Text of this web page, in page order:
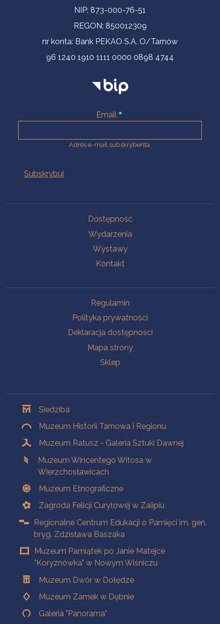
NIP: 873-000-76-51
REGON: 850012309
nr konta: Bank PEKAO S.A. O/Tarnów
96 1240 1910 1111 0000 0898 4744
Email
Adres e-mail subskrybenta.
Dostępność
Wydarzenia
Wystawy
Kontakt
Regulamin
Polityka prywatności
Deklaracja dostępności
Mapa strony
Sklep
Siedziba
Muzeum Historii Tarnowa i Regionu
Muzeum Ratusz - Galeria Sztuki Dawnej
Muzeum Wincentego Witosa w
Wierzchosławicach
Muzeum Etnograficzne
Zagroda Felicji Curyłowej w Zalipiu
Regionalne Centrum Edukacji o Pamięci im. gen.
bryg. Zdzisława Baszaka
Muzeum Pamiątek po Janie Matejce
"Koryznówka" w Nowym Wiśniczu
Muzeum Dwór w Dołędze
Muzeum Zamek w Dębnie
Galeria "Panorama"